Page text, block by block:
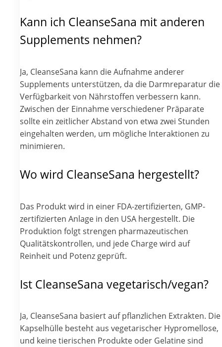
Kann ich CleanseSana mit anderen
Supplements nehmen?
Ja, CleanseSana kann die Aufnahme anderer
Supplements unterstützen, da die Darmreparatur die
Verfügbarkeit von Nährstoffen verbessern kann.
Zwischen der Einnahme verschiedener Präparate
sollte ein zeitlicher Abstand von etwa zwei Stunden
eingehalten werden, um mögliche Interaktionen zu
minimieren.
Wo wird CleanseSana hergestellt?
Das Produkt wird in einer FDA-zertifizierten, GMP-
zertifizierten Anlage in den USA hergestellt. Die
Produktion folgt strengen pharmazeutischen
Qualitätskontrollen, und jede Charge wird auf
Reinheit und Potenz geprüft.
Ist CleanseSana vegetarisch/vegan?
Ja, CleanseSana basiert auf pflanzlichen Extrakten. Die
Kapselhülle besteht aus vegetarischer Hypromellose,
und keine tierischen Produkte oder Gelatine sind